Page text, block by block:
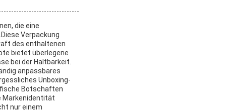
die eine
Verpackung
des enthaltenen
bietet überlegene
bei der Haltbarkeit.
anpassbares
Unboxing-
Botschaften
Markenidentität
nur einem